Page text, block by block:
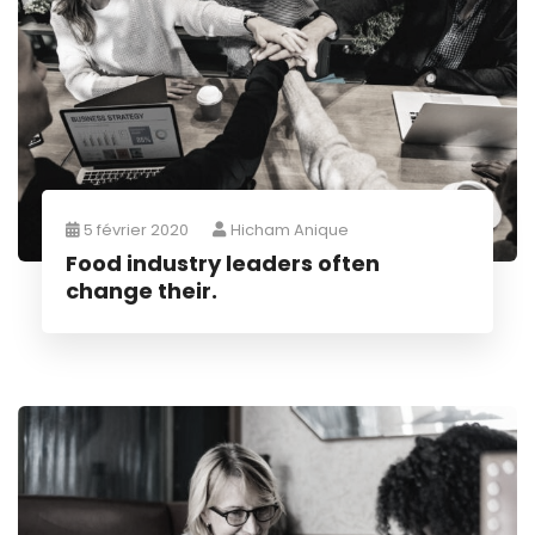
5 février 2020 Hicham Anique
Food industry leaders often
change their.